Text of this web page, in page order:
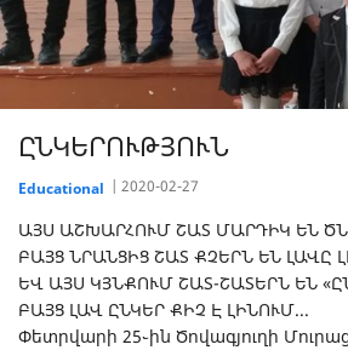
ԸՆԿԵՐՈՒԹՅՈՒՆ
Educational 2020-02-27
ԱՅՍ ԱՇԽԱՐՀՈՒՄ ՇԱՏ ՄԱՐԴԻԿ ԵՆ
ԲԱՅՑ ՆՐԱՆՑԻՑ ՇԱՏ ՔՉԵՐՆ ԵՆ ԼԱՎԸ
ԵՎ ԱՅՍ ԿՅՆՔՈՒՄ ՇԱՏ-ՇԱՏԵՐՆ ԵՆ
ԲԱՅՑ ԼԱՎ ԸՆԿԵՐ ՔԻՉ Է ԼԻՆՈՒՄ...
Փետրվարի 25֊ին Ծովագյուղի